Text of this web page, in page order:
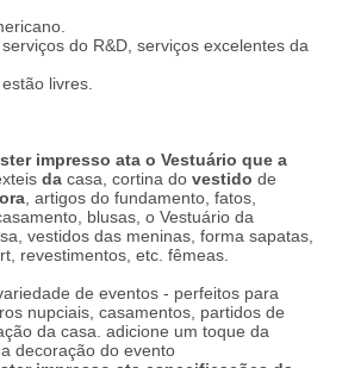
do R&D, serviços excelentes da
livres.
impresso ata o Vestuário que a
dacasa, cortina do vestido de
, artigos do fundamento, fatos,
blusas, o Vestuário da
vestidos das meninas, forma sapatas,
revestimentos, etc. fêmeas.
de eventos - perfeitos para
nupciais, casamentos, partidos de
da casa. adicione um toque da
decoração do evento